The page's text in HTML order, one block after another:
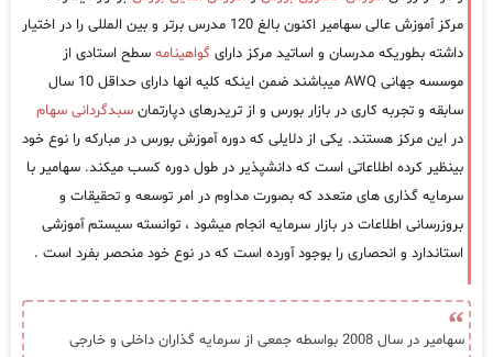
مرکز آموزش عالی سهامیر اکنون بالغ 120 مدرس برتر و بین المللی را در اختیار
داشته بطوریکه مدرسان و اساتید مرکز دارای گواهینامه سطح استادی از
موسسه جهانی AWQ میباشند ضمن اینکه کلیه انها دارای حداقل 10 سال
سابقه و تجربه کاری در بازار بورس و از تریدرهای دپارتمان سبدگردانی سهام
در این مرکز هستند. یکی از دلایلی که دوره آموزش بورس در مبارکه را نوع خود
بینظیر کرده اطلاعاتی است که دانشپذیر در طول دوره کسب میکند. سهامیر با
سرمایه گذاری های متعدد که بصورت مداوم در امر توسعه و تحقیقات و
بروزرسانی اطلاعات در بازار سرمایه انجام میشود ، توانسته سیستم آموزشی
استاندارد و انحصاری را بوجود آورده است که در نوع خود منحصر بفرد است .
سهامیر در سال 2008 بواسطه جمعی از سرمایه گذاران داخلی و خارجی